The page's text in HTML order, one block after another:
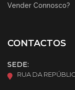
Vender Connosco?
CONTACTOS
SEDE:
RUA DA